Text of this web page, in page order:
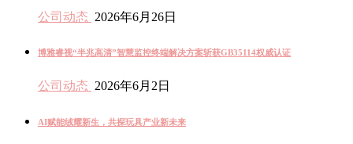
公司动态 2026年6月26日
博雅睿视“半兆高清”智慧监控终端解决方案斩获GB35114权威认证
公司动态 2026年6月2日
AI赋能绒耀新生，共探玩具产业新未来